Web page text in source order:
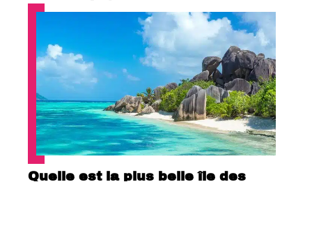
Quelle est la plus belle île des